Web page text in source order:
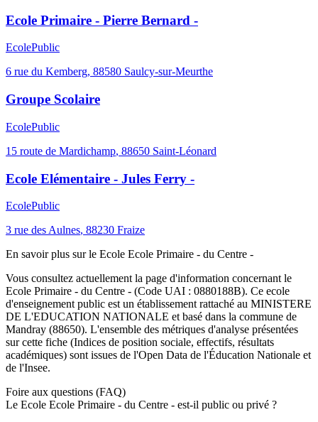
Ecole Primaire - Pierre Bernard -
EcolePublic
6 rue du Kemberg, 88580 Saulcy-sur-Meurthe
Groupe Scolaire
EcolePublic
15 route de Mardichamp, 88650 Saint-Léonard
Ecole Elémentaire - Jules Ferry -
EcolePublic
3 rue des Aulnes, 88230 Fraize
En savoir plus sur le Ecole Ecole Primaire - du Centre -
Vous consultez actuellement la page d'information concernant le
Ecole Primaire - du Centre - (Code UAI : 0880188B). Ce ecole
d'enseignement public est un établissement rattaché au MINISTERE
DE L'EDUCATION NATIONALE et basé dans la commune de
Mandray (88650). L'ensemble des métriques d'analyse présentées
sur cette fiche (Indices de position sociale, effectifs, résultats
académiques) sont issues de l'Open Data de l'Éducation Nationale et
de l'Insee.
Foire aux questions (FAQ)
Le Ecole Ecole Primaire - du Centre - est-il public ou privé ?